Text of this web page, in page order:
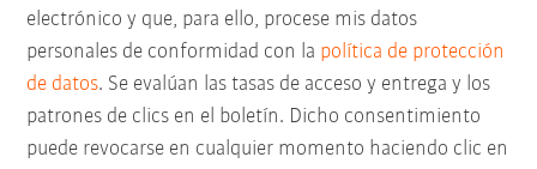
electrónico y que, para ello, procese mis datos
personales de conformidad con la política de protección
de datos. Se evalúan las tasas de acceso y entrega y los
patrones de clics en el boletín. Dicho consentimiento
puede revocarse en cualquier momento haciendo clic en